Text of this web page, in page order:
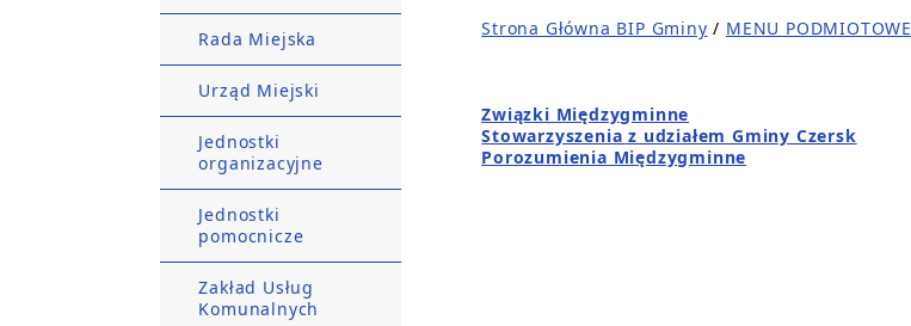
Rada Miejska
Urząd Miejski
Jednostki
organizacyjne
Jednostki
pomocnicze
Zakład Usług
Komunalnych
Strona Główna BIP Gminy / MENU PODMIOTOWE
Związki Międzygminne
Stowarzyszenia z udziałem Gminy Czersk
Porozumienia Międzygminne